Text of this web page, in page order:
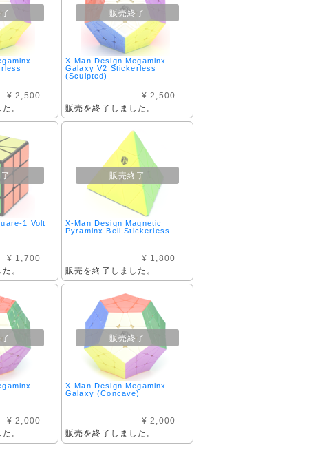
¥ 2,500
。
販売終了
X-Man Design Megaminx
Galaxy V2 Stickerless
(Sculpted)
¥ 2,500
販売を終了しました。
了
1 Volt
¥ 1,700
。
販売終了
X-Man Design Magnetic
Pyraminx Bell Stickerless
¥ 1,800
販売を終了しました。
¥ 2,000
。
販売終了
X-Man Design Megaminx
Galaxy (Concave)
¥ 2,000
販売を終了しました。